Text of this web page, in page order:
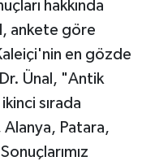
hakkında
ankete göre
en gözde
Ünal, "Antik
sırada
Alanya, Patara,